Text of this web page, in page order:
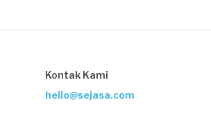
AC
Kontak Kami
hello@sejasa.com